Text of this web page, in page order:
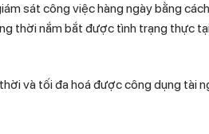
sát công việc hàng ngày bằng
thời nắm bắt được tình trạng thực
và tối đa hoá được công dụng tài